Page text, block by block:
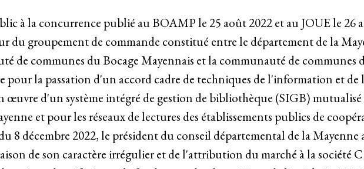
à la concurrence publié au BOAMP le 25 août 2022 et au JOUE le 26
du groupement de commande constitué entre le département de la
de communes du Bocage Mayennais et la communauté de communes
pour la passation d'un accord cadre de techniques de l'information et
œuvre d'un système intégré de gestion de bibliothèque (SIGB)
et pour les réseaux de lectures des établissements publics de
8 décembre 2022, le président du conseil départemental de la
de son caractère irrégulier et de l'attribution du marché à la société